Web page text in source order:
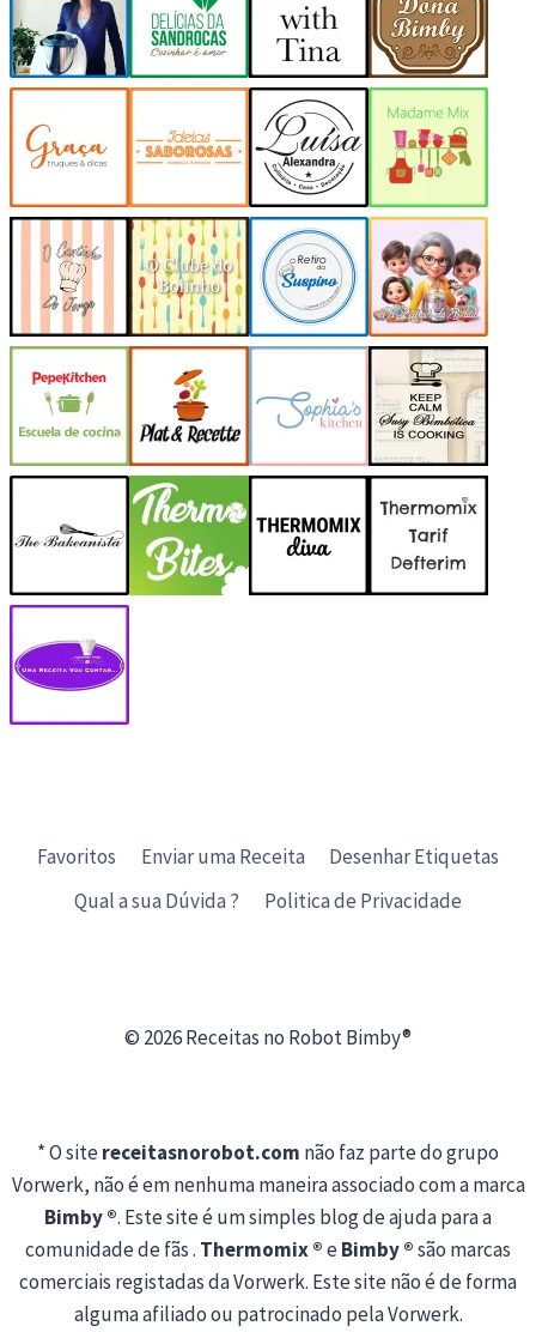
Favoritos Enviar uma Receita
Desenhar Etiquetas
Qual a sua Dúvida ?
Politica de Privacidade
© 2026 Receitas no Robot Bimby®
* O sitereceitasnorobot.com não faz parte do grupo
Vorwerk, não é em nenhuma maneira associado com a marca
Bimby ®. Este site é um simples blog de ajuda para a
comunidade de fãs . Thermomix ®eBimby ®são marcas
comerciais registadas da Vorwerk. Este site não é de forma
alguma afiliado ou patrocinado pela Vorwerk.